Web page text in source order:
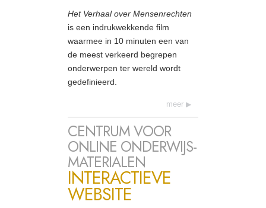
Het Verhaal over Mensenrechten
is een indrukwekkende film
waarmee in 10 minuten een van
de meest verkeerd begrepen
onderwerpen ter wereld wordt
gedefinieerd.
meer
CENTRUM VOOR
ONLINE ONDERWIJS-
MATERIALEN
INTERACTIEVE
WEBSITE